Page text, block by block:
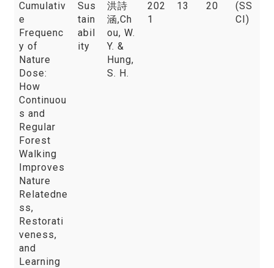
Cumulativ
e
Frequenc
y of
Nature
Dose:
How
Continuou
s and
Regular
Forest
Walking
Improves
Nature
Relatedne
ss,
Restorati
veness,
and
Learning
Sus
tain
abil
ity
洪詩
涵,Ch
ou, W.
Y. &
Hung,
S. H.
202
1
13 20
(SS
CI)